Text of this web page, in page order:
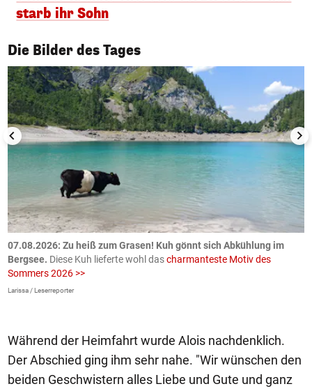
starb ihr Sohn
Die Bilder des Tages
1/50
07.08.2026: Zu heiß zum Grasen! Kuh gönnt sich Abkühlung im
Bergsee. Diese Kuh lieferte wohl dascharmanteste Motiv des
Sommers 2026 >>
Larissa / Leserreporter
Während der Heimfahrt wurde Alois nachdenklich.
Der Abschied ging ihm sehr nahe. "Wir wünschen den
beiden Geschwistern alles Liebe und Gute und ganz